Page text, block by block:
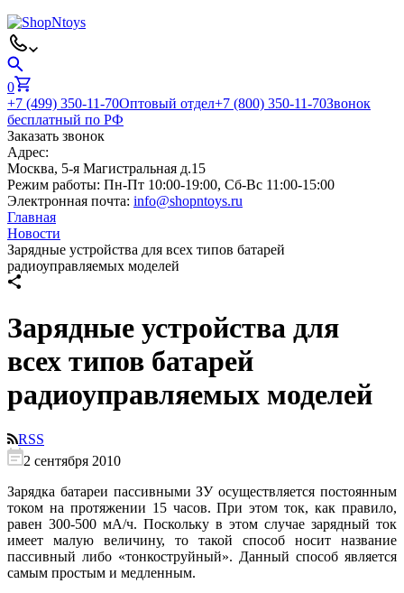
0
+7 (499) 350-11-70Оптовый отдел+7 (800) 350-11-70Звонок
бесплатный по РФ
Заказать звонок
Адрес:
Москва, 5-я Магистральная д.15
Режим работы: Пн-Пт 10:00-19:00, Сб-Вс 11:00-15:00
Электронная почта: info@shopntoys.ru
Главная
Новости
Зарядные устройства для всех типов батарей
радиоуправляемых моделей
Зарядные устройства для
всех типов батарей
радиоуправляемых моделей
RSS
2 сентября 2010
Зарядка батареи пассивными ЗУ осуществляется постоянным
током на протяжении 15 часов. При этом ток, как правило,
равен 300-500 мА/ч. Поскольку в этом случае зарядный ток
имеет малую величину, то такой способ носит название
пассивный либо «тонкоструйный». Данный способ является
самым простым и медленным.